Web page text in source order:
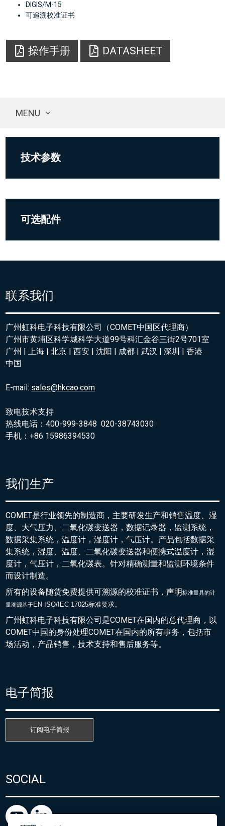
DIGIS/M-15
可追溯校准证书
操作手册 DATASHEET
MENU
技术参数
可选配件
联系我们
广州虹科电子科技有限公司（COMET中国区代理商）
广州市黄埔区科学城科学大道99号科汇金谷三街2号701室
广州 | 上海 | 北京 | 西安 | 沈阳 | 成都 | 武汉 | 深圳 | 香港
中国
E-mail: sales@hkcao.com
致电技术支持
热线电话：400-999-3848 020-38743030
手机：+86 15986394530
我们生产
COMET是行业领先的制造商，主要研发生产和销售温度、湿
度、大气压力、二氧化碳变送器，数据记录器，监测系统，
数据采集系统，温度计，湿度计，气压计。产品包括数据采
集系统，湿度、温度、二氧化碳变送器和便携式温度计，湿
度计，气压计，二氧化碳表。针对精确测量和监测环境条件
而设计制造。
所有的设备随货免费提供可溯源的校准证书，声明标准量具的计
量溯源基于EN ISO/IEC 17025标准要求。
广州虹科电子科技有限公司是COMET在国内的总代理商，以
COMET中国的身份处理COMET在国内的所有事务，包括市
场活动，产品销售，技术支持和售后服务等。
电子简报
订阅电子简报
SOCIAL